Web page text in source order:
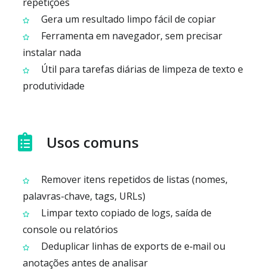
Gera um resultado limpo fácil de copiar
Ferramenta em navegador, sem precisar
instalar nada
Útil para tarefas diárias de limpeza de texto e
produtividade
Usos comuns
Remover itens repetidos de listas (nomes,
palavras-chave, tags, URLs)
Limpar texto copiado de logs, saída de
console ou relatórios
Deduplicar linhas de exports de e‑mail ou
anotações antes de analisar